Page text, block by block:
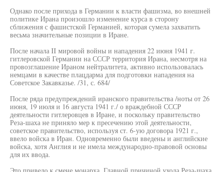
Однако после прихода в Германии к власти фашизма, во внешней
политике Ирана произошло изменение курса в сторону
сближения с фашистской Германией, которая сумела захватить
весьма значительные позиции в Иране.
После начала II мировой войны и нападения 22 июня 1941 г.
гитлеровской Германии на СССР территория Ирана, несмотря на
провозглашение Ираном нейтралитета, активно использовалась
немцами в качестве плацдарма для подготовки нападения на
Советское Закавказье. /31, с. 684/
После ряда предупреждений иранского правительства /ноты от 26
июня, 19 июля и 16 августа 1941 г./ о враждебной СССР
деятельности гитлеровцев в Иране, и поскольку правительство
Реза-шаха не приняло мер к пресечению этой деятельности,
советское правительство, используя ст. 6-ую договора 1921 г.,
ввело войска в Иран. Одновременно были введены и английские
войска, хотя Англия и не имела международно-правовой основы
для их ввода.